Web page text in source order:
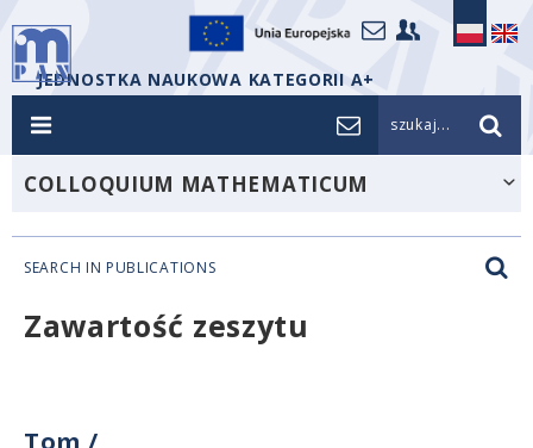
JEDNOSTKA NAUKOWA KATEGORII A+
szukaj...
COLLOQUIUM MATHEMATICUM
SEARCH IN PUBLICATIONS
Zawartość zeszytu
Tom /